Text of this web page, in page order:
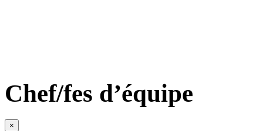
Chef/fes d’équipe
×